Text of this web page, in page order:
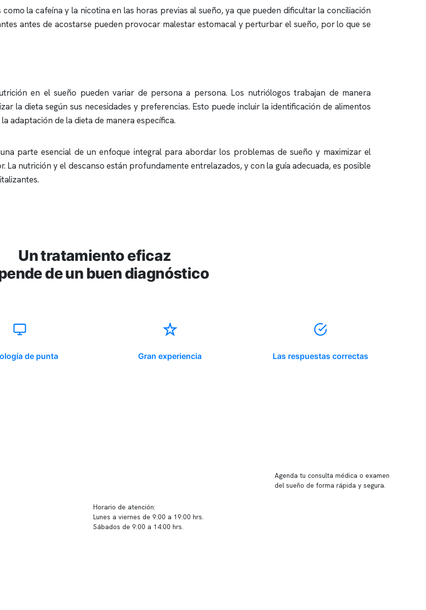
la cafeína y la nicotina en las horas previas al sueño, ya que pueden dificultar la conciliación
antes de acostarse pueden provocar malestar estomacal y perturbar el sueño, por lo que se
en el sueño pueden variar de persona a persona. Los nutriólogos trabajan de manera
la dieta según sus necesidades y preferencias. Esto puede incluir la identificación de alimentos
adaptación de la dieta de manera específica.
parte esencial de un enfoque integral para abordar los problemas de sueño y maximizar el
La nutrición y el descanso están profundamente entrelazados, y con la guía adecuada, es posible
Un tratamiento eficaz
de un buen diagnóstico
de punta Gran experiencia Las respuestas correctas
Horario de atención:
Lunes a viernes de 9:00 a 19:00 hrs.
Sábados de 9:00 a 14:00 hrs.
Agenda tu consulta médica o examen
del sueño de forma rápida y segura.